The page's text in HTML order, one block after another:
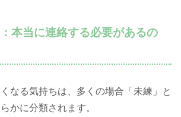
本当に連絡する必要があるの
なる気持ちは、多くの場合「未練」と
かに分類されます。